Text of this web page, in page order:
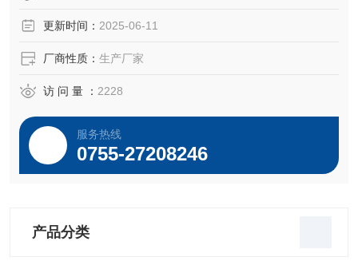
更新时间： 2025-06-11
厂商性质： 生产厂家
访 问 量 ： 2228
服务热线
0755-27208246
产品分类